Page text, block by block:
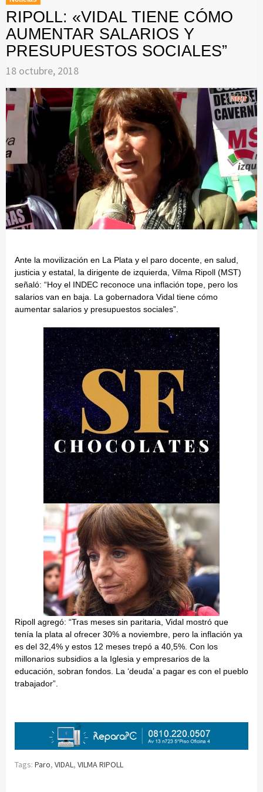
RIPOLL: «VIDAL TIENE CÓMO
AUMENTAR SALARIOS Y
PRESUPUESTOS SOCIALES”
18 octubre, 2018
Ante la movilización en La Plata y el paro docente, en salud,
justicia y estatal, la dirigente de izquierda, Vilma Ripoll (MST)
señaló: “Hoy el INDEC reconoce una inflación tope, pero los
salarios van en baja. La gobernadora Vidal tiene cómo
aumentar salarios y presupuestos sociales”.
Ripoll agregó: “Tras meses sin paritaria, Vidal mostró que
tenía la plata al ofrecer 30% a noviembre, pero la inflación ya
es del 32,4% y estos 12 meses trepó a 40,5%. Con los
millonarios subsidios a la Iglesia y empresarios de la
educación, sobran fondos. La ‘deuda’ a pagar es con el pueblo
trabajador”.
Tags: Paro, VIDAL, VILMA RIPOLL